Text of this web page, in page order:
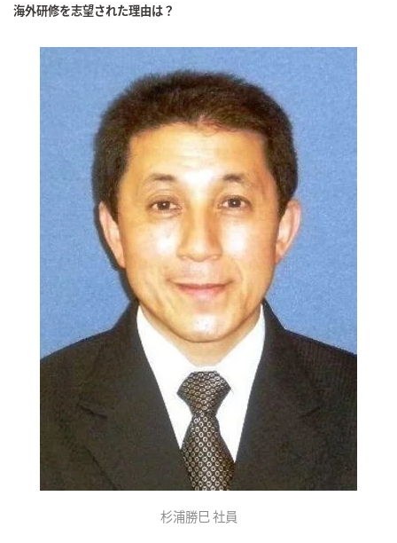
海外研修を志望された理由は？
杉浦勝巳 社員